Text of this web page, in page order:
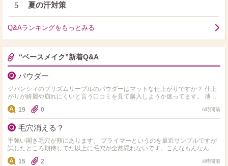
5 夏の汗対策
Q&Aランキングをもっとみる
“ベースメイク”新着Q&A
パウダー
ジバンシィのプリズムリーブルのパウダーはマットな仕上がりですか？ 仕上
がりが綺麗や崩れにくいと言う口コミを見て購入しようか迷ってます。 薄肌
の混合肌で適度なツヤがある仕上がりが好きです。他にお…
19 0 6時間前
毛穴消える？
手強い開き毛穴が頬にあります。 プライマーというのを最近サンプルですが
試したところ期待してた以上に毛穴が全然隠れないです。こんなもんなんで
しょうか？ それともぬった瞬間から毛穴が消えて綺麗な仕…
15 2 4時間前